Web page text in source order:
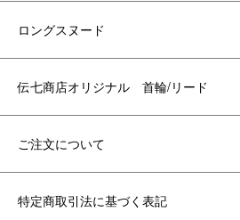
ロングスヌード
伝七商店オリジナル 首輪/リード
ご注文について
特定商取引法に基づく表記